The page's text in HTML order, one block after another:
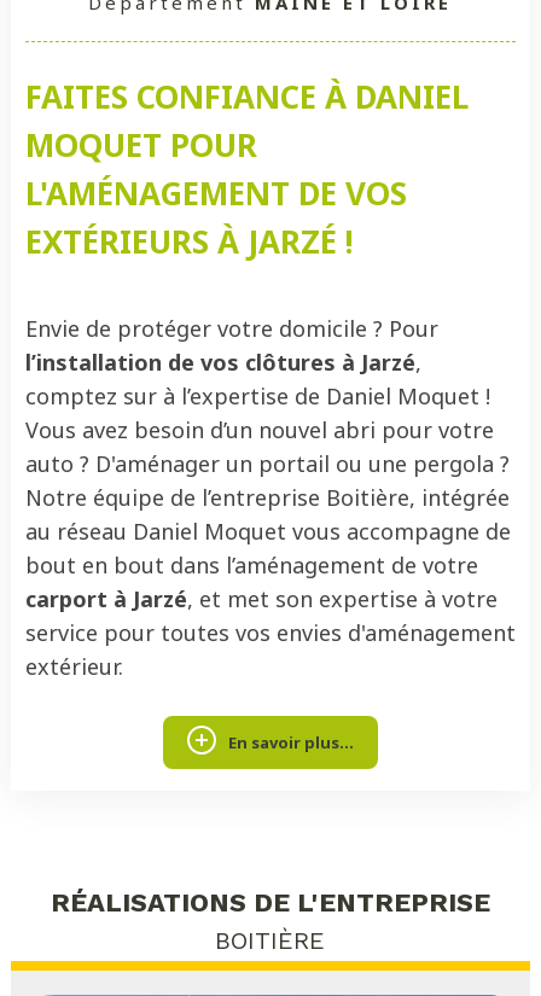
FAITES CONFIANCE À DANIEL
MOQUET POUR
L'AMÉNAGEMENT DE VOS
EXTÉRIEURS À JARZÉ !
Envie de protéger votre domicile ? Pour
l’installation de vos clôtures à Jarzé,
comptez sur à l’expertise de Daniel Moquet !
Vous avez besoin d’un nouvel abri pour votre
auto ? D'aménager un portail ou une pergola ?
Notre équipe de l’entreprise Boitière, intégrée
au réseau Daniel Moquet vous accompagne de
bout en bout dans l’aménagement de votre
carport à Jarzé, et met son expertise à votre
service pour toutes vos envies d'aménagement
extérieur.
En savoir plus...
RÉALISATIONS DE L'ENTREPRISE
BOITIÈRE